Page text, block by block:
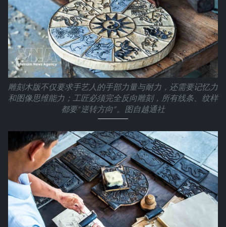
雕刻木版不仅要求手艺人的手部力量与耐力，还需要记忆力
和图像思维能力；工匠必须完全反向雕刻，所有线条、纹样
都要“逆转方向”。图自越通社